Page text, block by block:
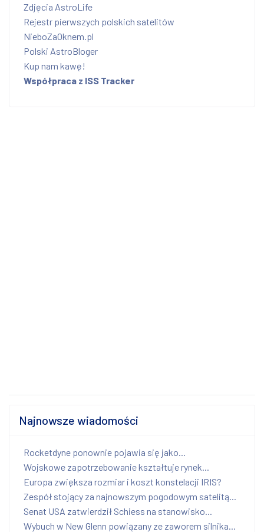
Zdjęcia AstroLife
Rejestr pierwszych polskich satelitów
NieboZaOknem.pl
Polski AstroBloger
Kup nam kawę!
Współpraca z ISS Tracker
Najnowsze wiadomości
Rocketdyne ponownie pojawia się jako...
Wojskowe zapotrzebowanie kształtuje rynek...
Europa zwiększa rozmiar i koszt konstelacji IRIS?
Zespół stojący za najnowszym pogodowym satelitą...
Senat USA zatwierdził Schiess na stanowisko...
Wybuch w New Glenn powiązany ze zaworem silnika...